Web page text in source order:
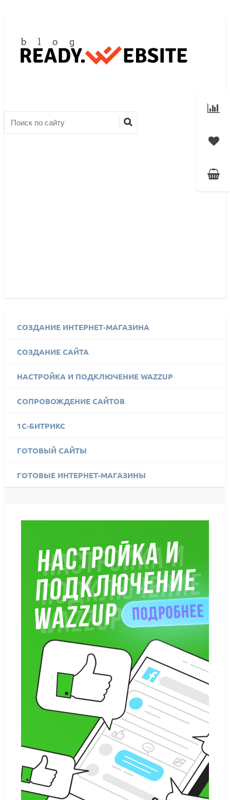
СОЗДАНИЕ ИНТЕРНЕТ-МАГАЗИНА
СОЗДАНИЕ САЙТА
НАСТРОЙКА И ПОДКЛЮЧЕНИЕ WAZZUP
СОПРОВОЖДЕНИЕ САЙТОВ
1C-БИТРИКС
ГОТОВЫЙ САЙТЫ
ГОТОВЫЕ ИНТЕРНЕТ-МАГАЗИНЫ